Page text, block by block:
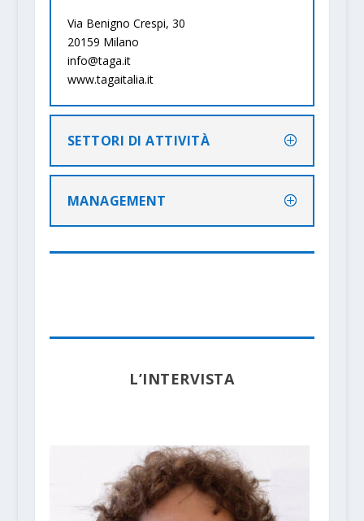
Via Benigno Crespi, 30
20159 Milano
info@taga.it
www.tagaitalia.it
SETTORI DI ATTIVITÀ
MANAGEMENT
L’INTERVISTA